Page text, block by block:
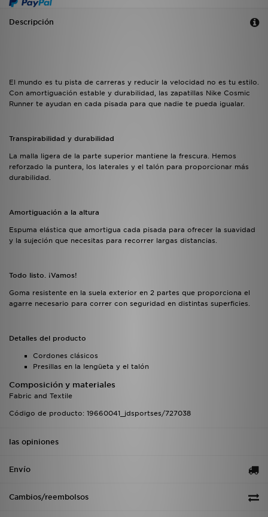
Descripción
El mundo es tu pista de carreras y reducir la velocidad no es tu estilo.
Con amortiguación estable y durabilidad, las zapatillas Nike Cosmic
Runner te ayudan en cada pisada para que nadie te pueda igualar.
Transpirabilidad y durabilidad
La malla ligera de la parte superior mantiene la frescura. Hemos
reforzado la puntera, los laterales y el talón para proporcionar más
durabilidad.
Amortiguación a la altura
Espuma elástica que amortigua cada pisada para ofrecer la suavidad
y la sujeción que necesitas para recorrer largas distancias.
Todo listo. ¡Vamos!
Goma resistente en la suela exterior en 2 partes que proporciona el
agarre necesario para correr con seguridad en distintas superficies.
Detalles del producto
Cordones clásicos
Presillas en la lengüeta y el talón
Composición y materiales
Fabric and Textile
Código de producto: 19660041_jdsportses/727038
las opiniones
Envío
Cambios/reembolsos